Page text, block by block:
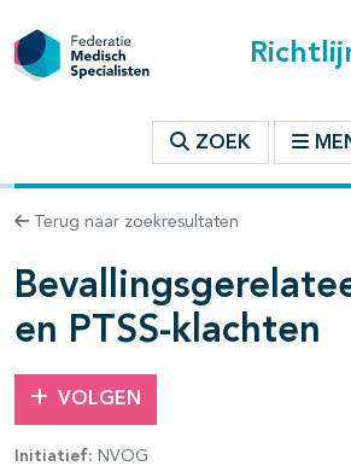
ZOEK
Terug naar zoekresultaten
en PTSS-klachten
VOLGEN
Initiatief: NVOG